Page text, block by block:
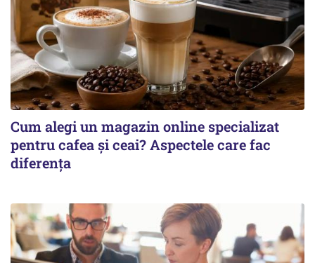
Cum alegi un magazin online specializat
pentru cafea și ceai? Aspectele care fac
diferența